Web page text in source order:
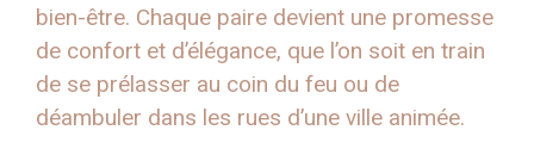
bien-être. Chaque paire devient une promesse
de confort et d’élégance, que l’on soit en train
de se prélasser au coin du feu ou de
déambuler dans les rues d’une ville animée.